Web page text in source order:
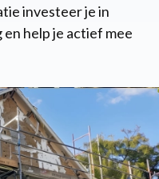
investeer je in
help je actief mee